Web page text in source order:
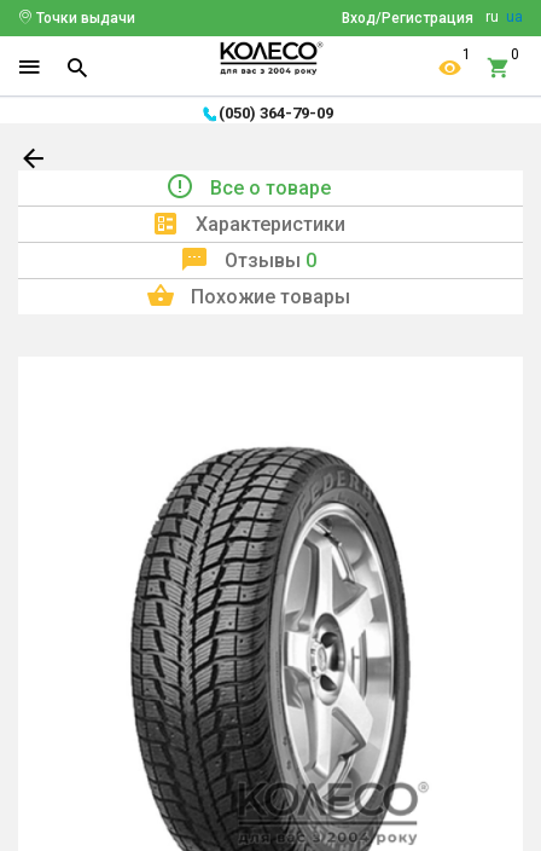
ru ua
Вход/Регистрация
Точки выдачи
1 0
(050) 364-79-09
Все о товаре
Характеристики
Отзывы 0
Похожие товары